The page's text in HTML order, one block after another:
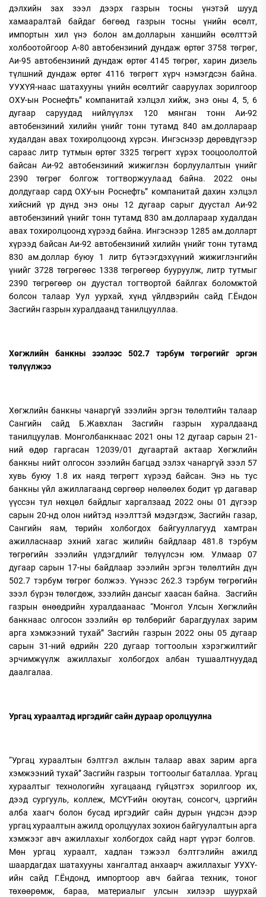
дэлхийн зах зээл дээрх газрын тосны үнэтэй шууд
хамааралтай байдаг бөгөөд газрын тосны үнийн өсөлт,
импортын хил үнэ болон ам.долларын ханшийн өсөлттэй
холбоотойгоор А-80 автобензиний дундаж өртөг 3758 төгрөг,
Аи-95 автобензиний дундаж өртөг 4145 төгрөг, харин дизель
түлшний дундаж өртөг 4116 төгрөгт хүрч нэмэгдсэн байна.
УУХҮЯ-наас шатахууны үнийн өсөлтийг сааруулах зорилгоор
ОХУ-ын Роснефть” компанитай хэлцэл хийж, энэ оны 4, 5, 6
дугаар саруудад нийлүүлэх 120 мянган тонн Аи-92
автобензиний хилийн үнийг тонн тутамд 840 ам.доллараар
худалдан авах тохиролцоонд хүрсэн. Ингэснээр дөрөвдүгээр
сараас литр тутмын өртөг 3325 төгрөгт хүрэх тооцоололтой
байсан Аи-92 автобензиний жижиглэн борлуулалтын үнийг
2390 төгрөг болгож тогтворжуулаад байна. 2022 оны
долдугаар сард ОХУ-ын Роснефть” компанитай дахин хэлцэл
хийсний үр дүнд энэ оны 12 дугаар сарыг дуустал Аи-92
автобензиний үнийг тонн тутамд 830 ам.доллараар худалдан
авах тохиролцоонд хүрээд байна. Ингэснээр 1285 ам.долларт
хүрээд байсан Аи-92 автобензиний хилийн үнийг тонн тутамд
830 ам.доллар буюу 1 литр бүтээгдэхүүний жижиглэнгийн
үнийг 3728 төгрөгөөс 1338 төгрөгөөр бууруулж, литр тутмыг
2390 төгрөгөөр он дуустал тогтвортой байлгах боломжтой
болсон талаар Уул уурхай, хүнд үйлдвэрийн сайд Г.Ёндон
Засгийн газрын хуралдаанд танилцууллаа.
Хөгжлийн банкны зээлээс 502.7 тэрбум төгрөгийг эргэн
төлүүлжээ
Хөгжлийн банкны чанаргүй зээлийн эргэн төлөлтийн талаар
Сангийн сайд Б.Жавхлан Засгийн газрын хуралдаанд
танилцуулав. Монголбанкнаас 2021 оны 12 дугаар сарын 21-
ний өдөр гаргасан 12039/01 дугаартай актаар Хөгжлийн
банкны нийт олгосон зээлийн багцад эзлэх чанаргүй зээл 57
хувь буюу 1.8 их наяд төгрөгт хүрээд байсан. Энэ нь тус
банкны үйл ажиллагаанд сөргөөр нөлөөлөх бодит үр дагавар
үүссэн тул нөхцөл байдлыг харгалзаад 2022 оны 01 дүгээр
сарын 20-нд олон нийтэд нээлттэй мэдэгдэж, Засгийн газар,
Сангийн яам, төрийн холбогдох байгууллагууд хамтран
ажилласнаар эхний хагас жилийн байдлаар 481.8 тэрбум
төгрөгийн зээлийн үлдэгдлийг төлүүлсэн юм. Улмаар 07
дугаар сарын 17-ны байдлаар зээлийн эргэн төлөлтийн дүн
502.7 тэрбум төгрөг болжээ. Үүнээс 262.3 тэрбум төгрөгийн
зээл бүрэн төлөгдөж, зээлийн дансыг хаасан байна. Засгийн
газрын өнөөдрийн хуралдаанаас “Монгол Улсын Хөгжлийн
банкнаас олгосон зээлийн өр төлбөрийг барагдуулах зарим
арга хэмжээний тухай” Засгийн газрын 2022 оны 05 дугаар
сарын 31-ний өдрийн 220 дугаар тогтоолын хэрэгжилтийг
эрчимжүүлж ажиллахыг холбогдох албан тушаалтнуудад
даалгалаа.
Ургац хураалтад иргэдийг сайн дураар оролцуулна
“Ургац хураалтын бэлтгэл ажлын талаар авах зарим арга
хэмжээний тухай” Засгийн газрын тогтоолыг баталлаа. Ургац
хураалтыг технологийн хугацаанд гүйцэтгэх зорилгоор их,
дээд сургууль, коллеж, МСҮТ-ийн оюутан, сонсогч, цэргийн
алба хаагч болон бусад иргэдийг сайн дурын үндсэн дээр
ургац хураалтын ажилд оролцуулах зохион байгуулалтын арга
хэмжээг авч ажиллахыг холбогдох сайд нарт үүрэг болгов.
Мөн ургац хураалт, хадлан тэжээл бэлтгэлийн ажилд
шаардагдах шатахууны хангалтад анхаарч ажиллахыг УУХҮ-
ийн сайд Г.Ёндонд, импортоор авч байгаа техник, тоног
төхөөрөмж, бараа, материалыг улсын хилээр шуурхай